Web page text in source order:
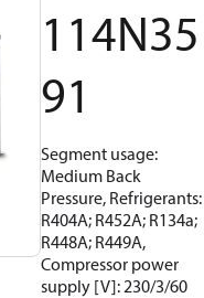
114N35
91
Segment usage:
Medium Back
Pressure, Refrigerants:
R404A; R452A; R134a;
R448A; R449A,
Compressor power
supply [V]: 230/3/60